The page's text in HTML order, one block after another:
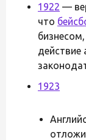
1922 —
что
действие
1923